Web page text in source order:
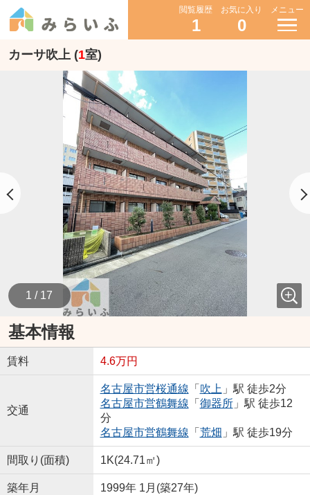
閲覧履歴
1
お気に入り
0
メニュー
カーサ吹上 (1室)
1 / 17
基本情報
賃料 4.6万円
交通
名古屋市営桜通線 「 吹上 」駅 徒歩2分
名古屋市営鶴舞線 「 御器所」駅 徒歩12
分
名古屋市営鶴舞線 「 荒畑 」駅 徒歩19分
間取り(面積) 1K(24.71㎡)
築年月 1999年 1月(築27年)